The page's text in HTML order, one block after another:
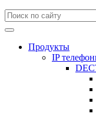
Продукты
IP